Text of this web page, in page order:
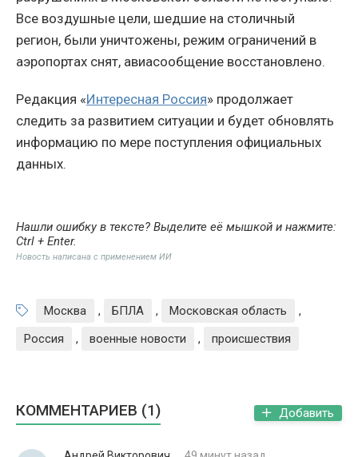
Все воздушные цели, шедшие на столичный
регион, были уничтожены, режим ограничений в
аэропортах снят, авиасообщение восстановлено.
Редакция «Интересная Россия» продолжает
следить за развитием ситуации и будет обновлять
информацию по мере поступления официальных
данных.
Нашли ошибку в тексте? Выделите её мышкой и нажмите:
Ctrl + Enter.
Новость написана с применением ИИ
Москва , БПЛА , Московская область
,
Россия
, военные новости , происшествия
КОММЕНТАРИЕВ (1) Добавить